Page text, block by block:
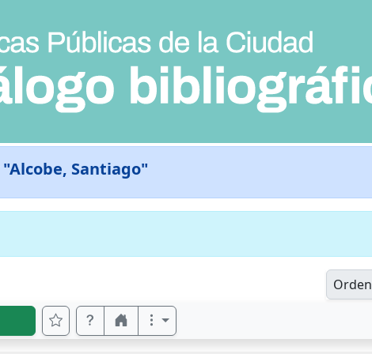
"Alcobe, Santiago"
Orden